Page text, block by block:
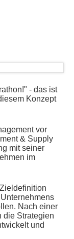
- das ist
Konzept
vor
& Supply
mit seiner
im
Nach einer
die Strategien
und